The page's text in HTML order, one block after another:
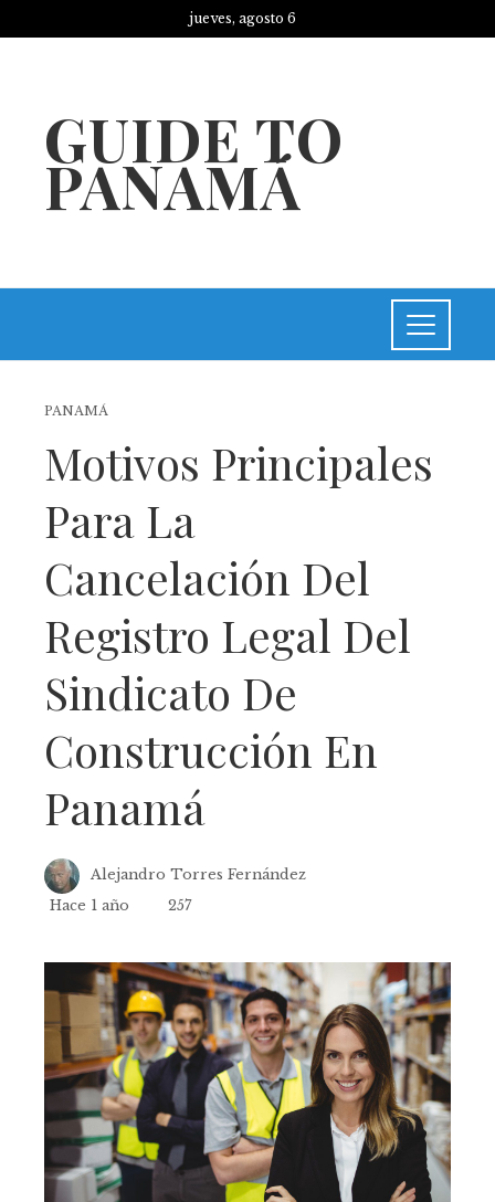
jueves, agosto 6
GUIDE TO
PANAMÁ
PANAMÁ
Motivos Principales
Para La
Cancelación Del
Registro Legal Del
Sindicato De
Construcción En
Panamá
Alejandro Torres Fernández
Hace 1 año
257